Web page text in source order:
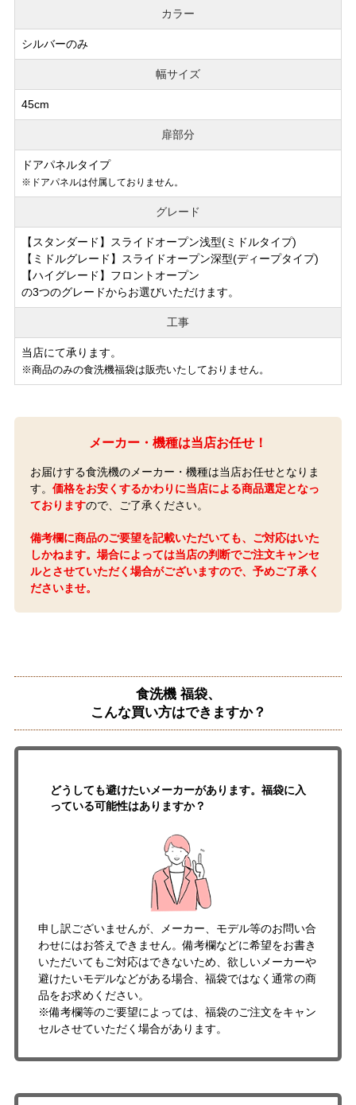
カラー
シルバーのみ
幅サイズ
45cm
扉部分
ドアパネルタイプ
※ドアパネルは付属しておりません。
グレード
【スタンダード】スライドオープン浅型(ミドルタイプ)
【ミドルグレード】スライドオープン深型(ディープタイプ)
【ハイグレード】フロントオープン
の3つのグレードからお選びいただけます。
工事
当店にて承ります。
※商品のみの食洗機福袋は販売いたしておりません。
メーカー・機種は当店お任せ！
お届けする食洗機のメーカー・機種は当店お任せとなりま
す。 価格をお安くするかわりに当店による商品選定となっ
ておりますので、ご了承ください。
備考欄に商品のご要望を記載いただいても、ご対応はいた
しかねます。場合によっては当店の判断でご注文キャンセ
ルとさせていただく場合がございますので、予めご了承く
ださいませ。
食洗機 福袋、
こんな買い方はできますか？
どうしても避けたいメーカーがあります。福袋に入
っている可能性はありますか？
申し訳ございませんが、メーカー、モデル等のお問い合
わせにはお答えできません。備考欄などに希望をお書き
いただいてもご対応はできないため、欲しいメーカーや
避けたいモデルなどがある場合、福袋ではなく通常の商
品をお求めください。
※備考欄等のご要望によっては、福袋のご注文をキャン
セルさせていただく場合があります。